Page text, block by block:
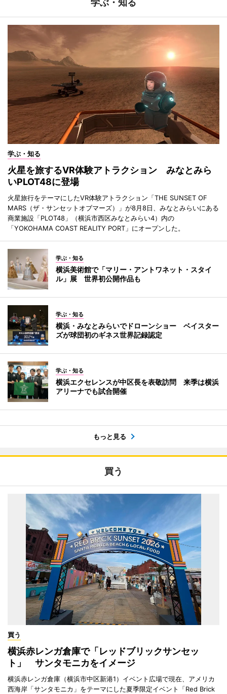
学ぶ・知る
学ぶ・知る
火星を旅するVR体験アトラクション みなとみら
いPLOT48に登場
火星旅行をテーマにしたVR体験アトラクション「THE SUNSET OF
MARS（ザ・サンセットオブマーズ）」が8月8日、みなとみらいにある
商業施設「PLOT48」（横浜市西区みなとみらい4）内の
「YOKOHAMA COAST REALITY PORT」にオープンした。
学ぶ・知る
横浜美術館で「マリー・アントワネット・スタイ
ル」展 世界初公開作品も
学ぶ・知る
横浜・みなとみらいでドローンショー ベイスター
ズが球団初のギネス世界記録認定
学ぶ・知る
横浜エクセレンスが中区長を表敬訪問 来季は横浜
アリーナでも試合開催
もっと見る
買う
買う
横浜赤レンガ倉庫で「レッドブリックサンセッ
ト」 サンタモニカをイメージ
横浜赤レンガ倉庫（横浜市中区新港1）イベント広場で現在、アメリカ
西海岸「サンタモニカ」をテーマにした夏季限定イベント「Red Brick